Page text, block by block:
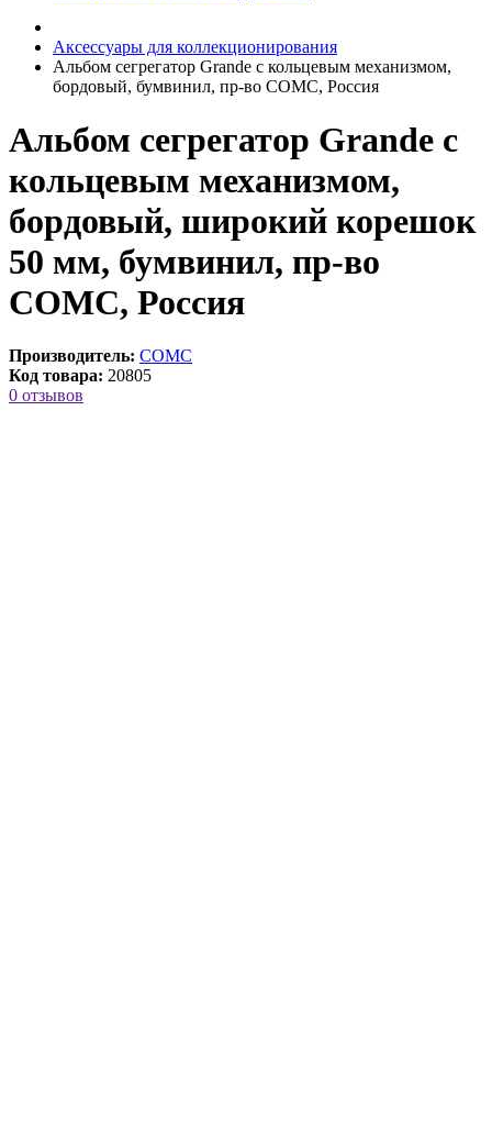
Аксессуары для коллекционирования
Альбом сегрегатор Grande с кольцевым механизмом,
бордовый, бумвинил, пр-во СОМС, Россия
Альбом сегрегатор Grande с
кольцевым механизмом,
бордовый, широкий корешок
50 мм, бумвинил, пр-во
СОМС, Россия
Производитель: СОМС
Код товара: 20805
0 отзывов